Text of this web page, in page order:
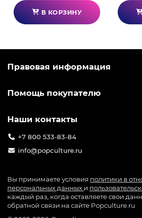
В КОРЗИНУ
Правовая информация
Помощь покупателю
Наши контакты
+7 800 533-83-84
info@popculture.ru
Вы принимаете условия политики в
персональных данных и
каждый раз, когда оставляете свои
обратной связи на сайте Popculture.ru